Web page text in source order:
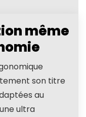
même
son titre
au
ultra